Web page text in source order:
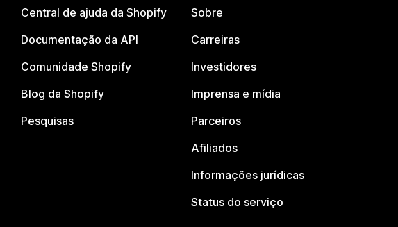
Central de ajuda da Shopify
Documentação da API
Comunidade Shopify
Blog da Shopify
Pesquisas
Sobre
Carreiras
Investidores
Imprensa e mídia
Parceiros
Afiliados
Informações jurídicas
Status do serviço